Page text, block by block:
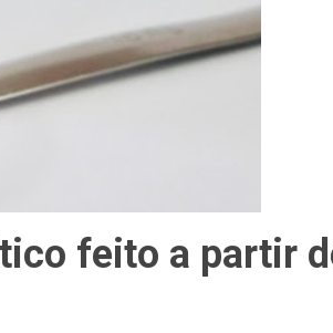
feito a partir